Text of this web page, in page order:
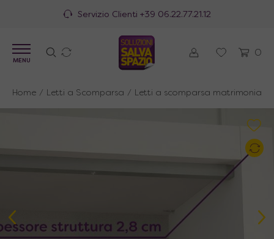
100% Made in Italy
0
MENU
Home / Letti a Scomparsa / Letti a scomparsa matrimoniali